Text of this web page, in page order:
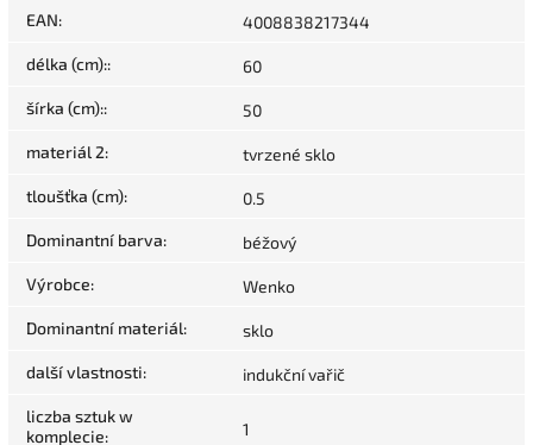
EAN: 4008838217344
délka (cm):: 60
šírka (cm):: 50
materiál 2: tvrzené sklo
tloušťka (cm): 0.5
Dominantní barva: béžový
Výrobce: Wenko
Dominantní materiál: sklo
další vlastnosti: indukční vařič
liczba sztuk w
komplecie: 1